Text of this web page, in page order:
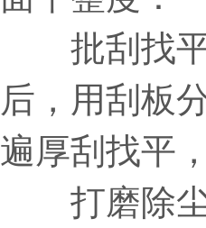
批刮找平
后，用刮板
遍厚刮找平
打磨除尘